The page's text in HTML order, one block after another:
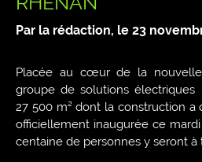
Par la rédaction, le 23
Placée au cœur de la
groupe de solutions électriques
27 500 m² dont la construction a
officiellement inaugurée ce
centaine de personnes y seront